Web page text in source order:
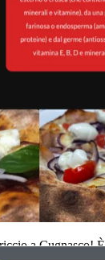
a Cugnasco!